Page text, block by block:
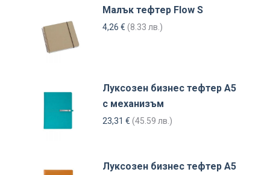
Малък тефтер Flow S
4,26 € (8.33 лв.)
Луксозен бизнес тефтер А5
с механизъм
23,31 € (45.59 лв.)
Луксозен бизнес тефтер А5